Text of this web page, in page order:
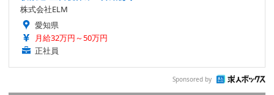
株式会社ELM
愛知県
月給32万円～50万円
正社員
Sponsored by